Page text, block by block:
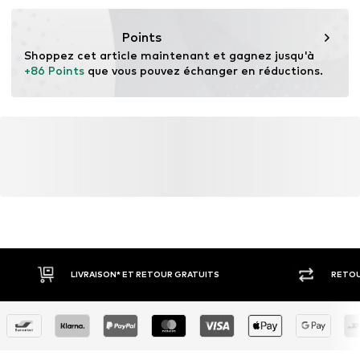
Points
+86 Points que vous pouvez échanger en réductions.
LIVRAISON* ET RETOUR GRATUITS